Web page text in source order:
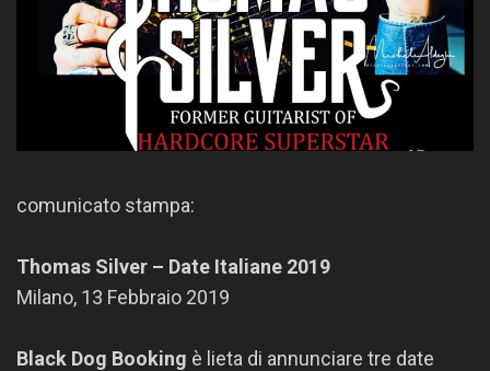
comunicato stampa:
Thomas Silver – Date Italiane 2019
Milano, 13 Febbraio 2019
Black Dog Booking è lieta di annunciare tre date